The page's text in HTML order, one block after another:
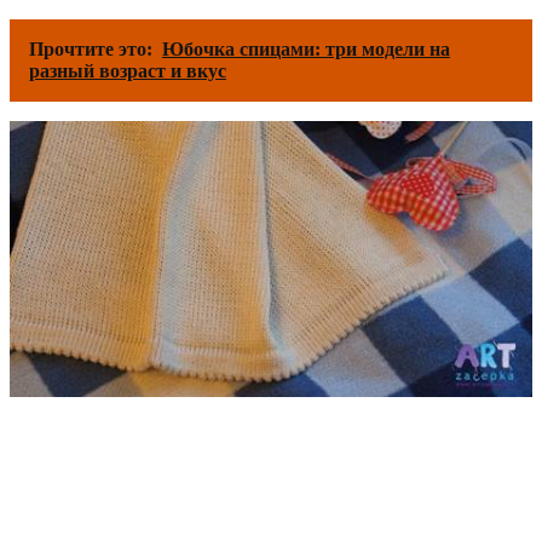
Прочтите это: Юбочка спицами: три модели на
разный возраст и вкус